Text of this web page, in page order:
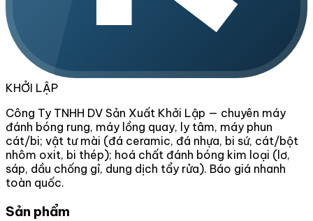
KHỞI LẬP
Công Ty TNHH DV Sản Xuất Khởi Lập — chuyên máy
đánh bóng rung, máy lồng quay, ly tâm, máy phun
cát/bi; vật tư mài (đá ceramic, đá nhựa, bi sứ, cát/bột
nhôm oxit, bi thép); hoá chất đánh bóng kim loại (lơ,
sáp, dầu chống gỉ, dung dịch tẩy rửa). Báo giá nhanh
toàn quốc.
Sản phẩm